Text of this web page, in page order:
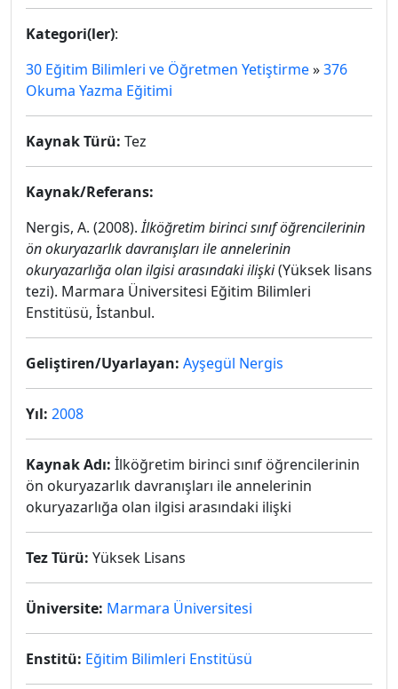
Kategori(ler):
30 Eğitim Bilimleri ve Öğretmen Yetiştirme»376
Okuma Yazma Eğitimi
Kaynak Türü: Tez
Kaynak/Referans:
Nergis, A. (2008).İlköğretim birinci sınıf öğrencilerinin
ön okuryazarlık davranışları ile annelerinin
okuryazarlığa olan ilgisi arasındaki ilişki(Yüksek lisans
tezi). Marmara Üniversitesi Eğitim Bilimleri
Enstitüsü, İstanbul.
Geliştiren/Uyarlayan: Ayşegül Nergis
Yıl: 2008
Kaynak Adı: İlköğretim birinci sınıf öğrencilerinin
ön okuryazarlık davranışları ile annelerinin
okuryazarlığa olan ilgisi arasındaki ilişki
Tez Türü: Yüksek Lisans
Üniversite: Marmara Üniversitesi
Enstitü: Eğitim Bilimleri Enstitüsü